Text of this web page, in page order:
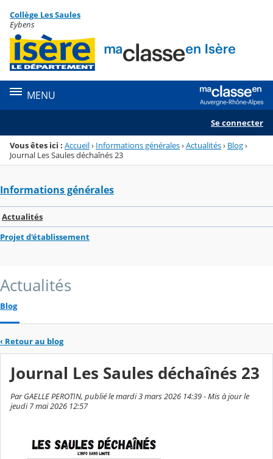
Menu de la rubrique
Contenu
Collège Les Saules
Eybens
MENU
Se connecter
Vous êtes ici : Accueil› Informations générales›Actualités› Blog›
Journal Les Saules déchaînés 23
Informations générales
Actualités
Projet d'établissement
Actualités
Blog
‹ Retour au blog
Journal Les Saules déchaînés 23
Par GAELLE PEROTIN, publié le mardi 3 mars 2026 14:39 - Mis à jour le
jeudi 7 mai 2026 12:57